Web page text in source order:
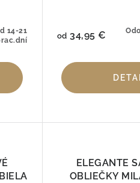
14-21
od 34,95 €
ELEGANTE
OBLIEČKY